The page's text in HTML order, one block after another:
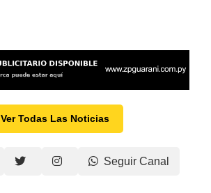
Ver Todas Las Noticias
Seguir Canal